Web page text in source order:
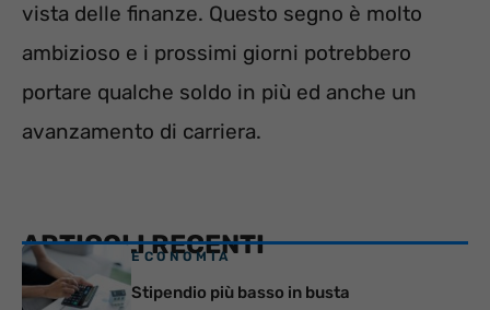
vista delle finanze. Questo segno è molto
ambizioso e i prossimi giorni potrebbero
portare qualche soldo in più ed anche un
avanzamento di carriera.
ARTICOLI RECENTI
ECONOMIA
Stipendio più basso in busta